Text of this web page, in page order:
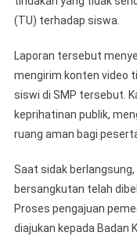
(TU) terhadap siswa.
Laporan tersebut
mengirim konten video
siswi di SMP tersebut.
keprihatinan publik,
ruang aman bagi
Saat sidak
bersangkutan telah
Proses pengajuan
diajukan kepada Badan